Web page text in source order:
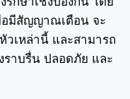
อมีสัญญาณเตือน จะ
เหล่านี้ และสามารถ
ราบรื่น ปลอดภัย และ